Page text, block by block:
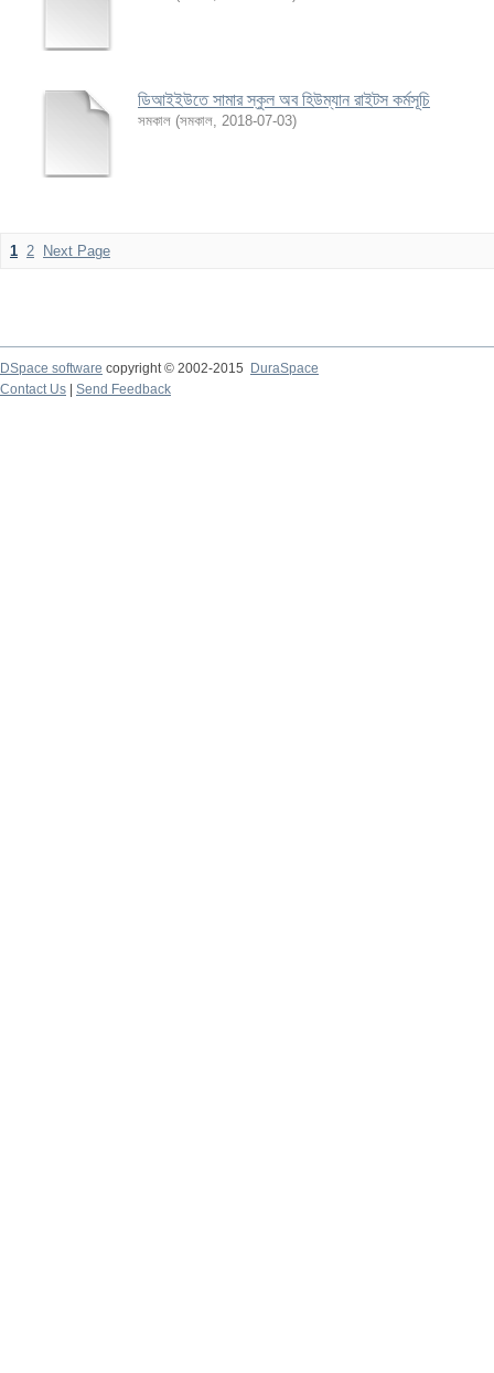
ডিআইইউতে সামার স্কুল অব হিউম্যান রাইটস কর্মসূচি
সমকাল (সমকাল, 2018-07-03)
1 2 Next Page
DSpace software copyright © 2002-2015
DuraSpace
Contact Us
Send Feedback